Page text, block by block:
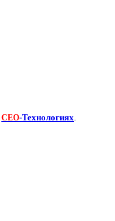
СЕО-Технологиях